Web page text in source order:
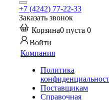
+7 (4242) 77-22-33
Заказать звонок
Корзина0 пуста 0
Войти
Компания
Политика
Поставщикам
Справочная